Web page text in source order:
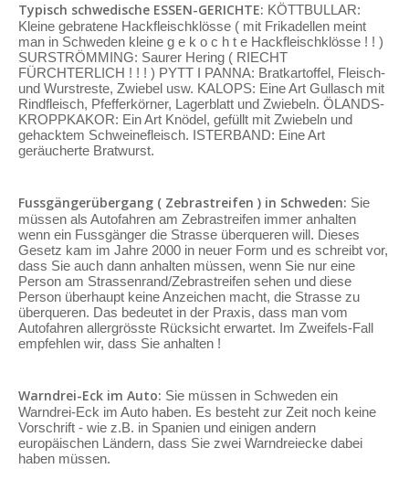
Typisch schwedische ESSEN-GERICHTE: KÖTTBULLAR:
Kleine gebratene Hackfleischklösse ( mit Frikadellen meint
man in Schweden kleine g e k o c h t e Hackfleischklösse ! ! )
SURSTRÖMMING: Saurer Hering ( RIECHT
FÜRCHTERLICH ! ! ! ) PYTT I PANNA: Bratkartoffel, Fleisch-
und Wurstreste, Zwiebel usw. KALOPS: Eine Art Gullasch mit
Rindfleisch, Pfefferkörner, Lagerblatt und Zwiebeln. ÖLANDS-
KROPPKAKOR: Ein Art Knödel, gefüllt mit Zwiebeln und
gehacktem Schweinefleisch. ISTERBAND: Eine Art
geräucherte Bratwurst.
Fussgängerübergang ( Zebrastreifen ) in Schweden: Sie
müssen als Autofahren am Zebrastreifen immer anhalten
wenn ein Fussgänger die Strasse überqueren will. Dieses
Gesetz kam im Jahre 2000 in neuer Form und es schreibt vor,
dass Sie auch dann anhalten müssen, wenn Sie nur eine
Person am Strassenrand/Zebrastreifen sehen und diese
Person überhaupt keine Anzeichen macht, die Strasse zu
überqueren. Das bedeutet in der Praxis, dass man vom
Autofahren allergrösste Rücksicht erwartet. Im Zweifels-Fall
empfehlen wir, dass Sie anhalten !
Warndrei-Eck im Auto: Sie müssen in Schweden ein
Warndrei-Eck im Auto haben. Es besteht zur Zeit noch keine
Vorschrift - wie z.B. in Spanien und einigen andern
europäischen Ländern, dass Sie zwei Warndreiecke dabei
haben müssen.